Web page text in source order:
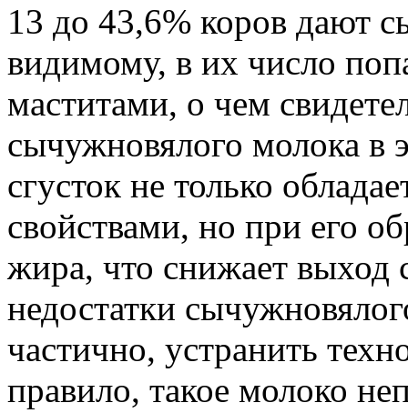
13 до 43,6% коров дают
видимому, в их число
маститами, о чем
сычужновялого молока в
сгусток не только
свойствами, но при его
жира, что снижает выход
недостатки
частично, устранить
правило, такое молоко